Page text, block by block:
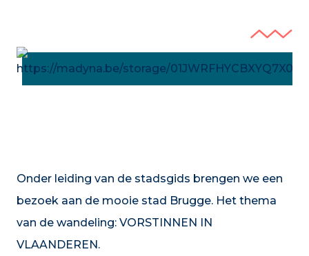
Onder leiding van de stadsgids brengen we een
bezoek aan de mooie stad Brugge. Het thema
van de wandeling: VORSTINNEN IN
VLAANDEREN.